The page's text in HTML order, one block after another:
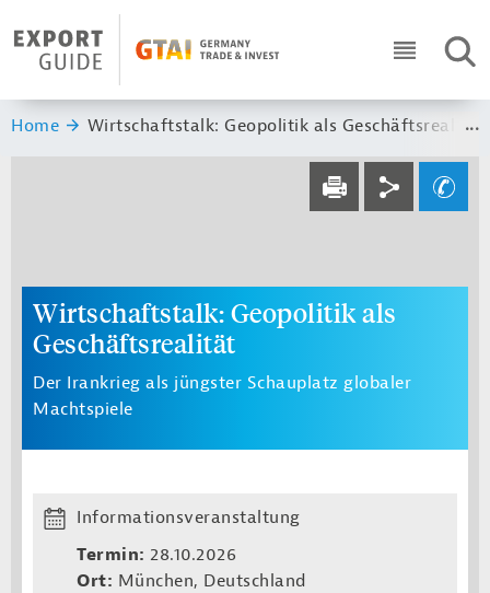
Header Logo
ICON
Sie sind hier:
Home Wirtschaftstalk: Geopolitik als Geschäftsrealität
Service navi
DRUCKEN
Social navi
Ihre Frage an
Wirtschaftstalk: Geopolitik als
Geschäftsrealität
Der Irankrieg als jüngster Schauplatz globaler
Machtspiele
Informationsveranstaltung
Termin: 28.10.2026
Ort: München, Deutschland